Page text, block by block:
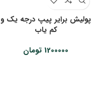
پولیش برایر پیپ درجه یک و
کم یاب
1200000 تومان